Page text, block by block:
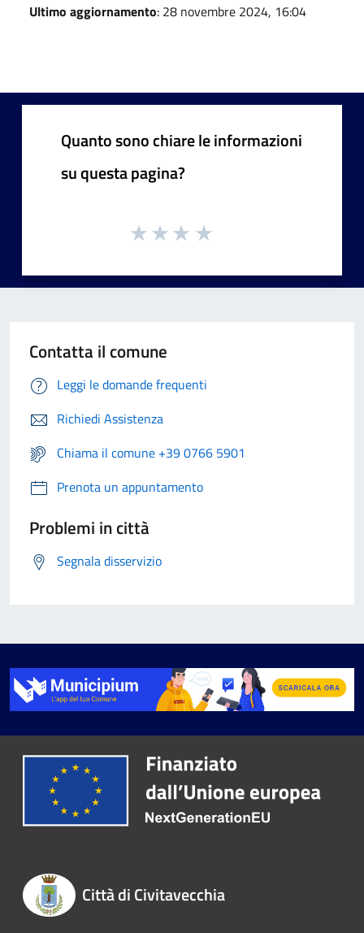
Ultimo aggiornamento: 28 novembre 2024, 16:04
Quanto sono chiare le informazioni
su questa pagina?
Contatta il comune
Leggi le domande frequenti
Richiedi Assistenza
Chiama il comune +39 0766 5901
Prenota un appuntamento
Problemi in città
Segnala disservizio
Città di Civitavecchia